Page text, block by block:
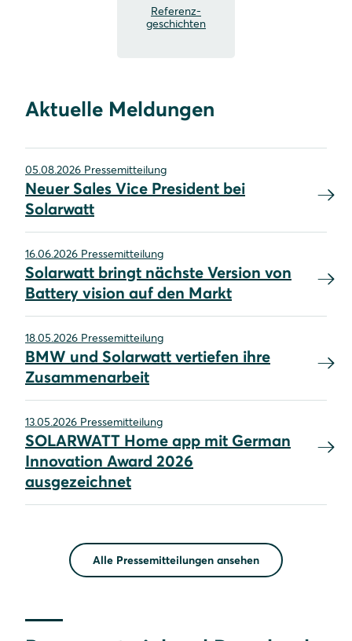
Referenz-
geschichten
Aktuelle Meldungen
05.08.2026 Pressemitteilung
Neuer Sales Vice President bei
Solarwatt
16.06.2026 Pressemitteilung
Solarwatt bringt nächste Version von
Battery vision auf den Markt
18.05.2026 Pressemitteilung
BMW und Solarwatt vertiefen ihre
Zusammenarbeit
13.05.2026 Pressemitteilung
SOLARWATT Home app mit German
Innovation Award 2026
ausgezeichnet
Alle Pressemitteilungen ansehen